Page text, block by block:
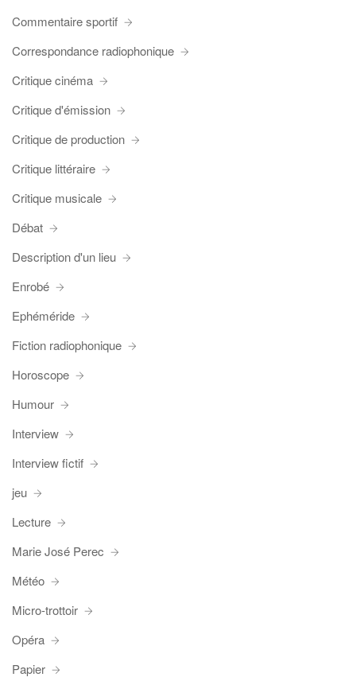
Commentaire sportif
Correspondance radiophonique
Critique cinéma
Critique d'émission
Critique de production
Critique littéraire
Critique musicale
Débat
Description d'un lieu
Enrobé
Ephéméride
Fiction radiophonique
Horoscope
Humour
Interview
Interview fictif
jeu
Lecture
Marie José Perec
Météo
Micro-trottoir
Opéra
Papier